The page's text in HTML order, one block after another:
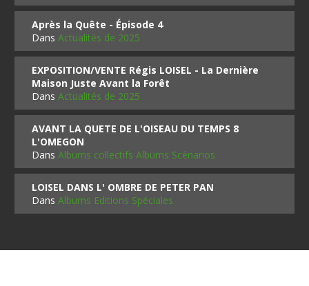
Après la Quête - Épisode 4
DansActualités de 2025
EXPOSITION/VENTE Régis LOISEL - La Dernière
Maison Juste Avant la Forêt
DansActualités de 2025
AVANT LA QUETE DE L'OISEAU DU TEMPS 8
L'OMEGON
DansAlbums collectifs Albums Scénarios
LOISEL DANS L' OMBRE DE PETER PAN
DansAlbums Editions Spéciales